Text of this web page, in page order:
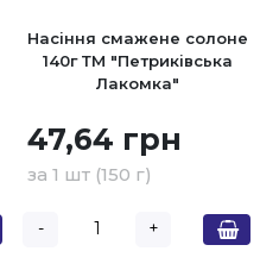
Насіння смажене солоне
140г ТМ "Петриківська
Лакомка"
47,64 грн
за 1 шт (150 г)
- +